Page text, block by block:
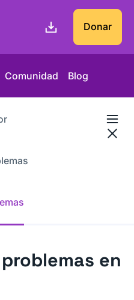
Donar
Comunidad Blog
en